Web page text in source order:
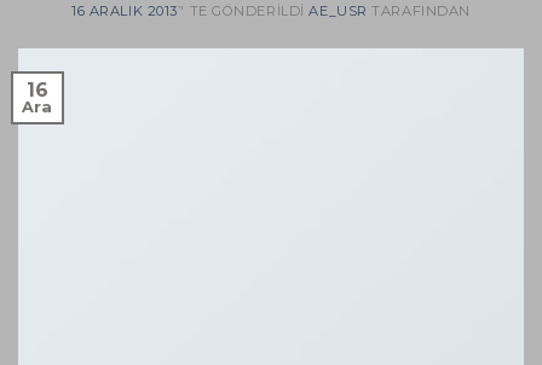
16 ARALIK 2013’' TE GÖNDERILDI AE_USR TARAFINDAN
16
Ara